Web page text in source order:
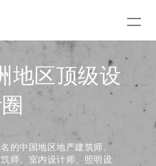
地区顶级设
的中国地区地产建筑师、
师、室内设计师、照明设